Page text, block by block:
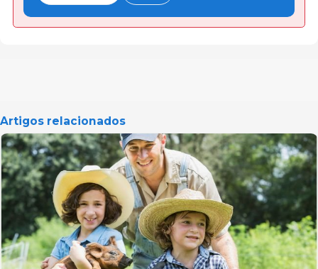
Artigos relacionados